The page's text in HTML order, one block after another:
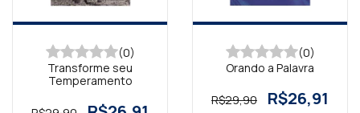
(0)
Transforme seu
Temperamento
(0)
Orando a Palavra
R$29,90 R$26,91